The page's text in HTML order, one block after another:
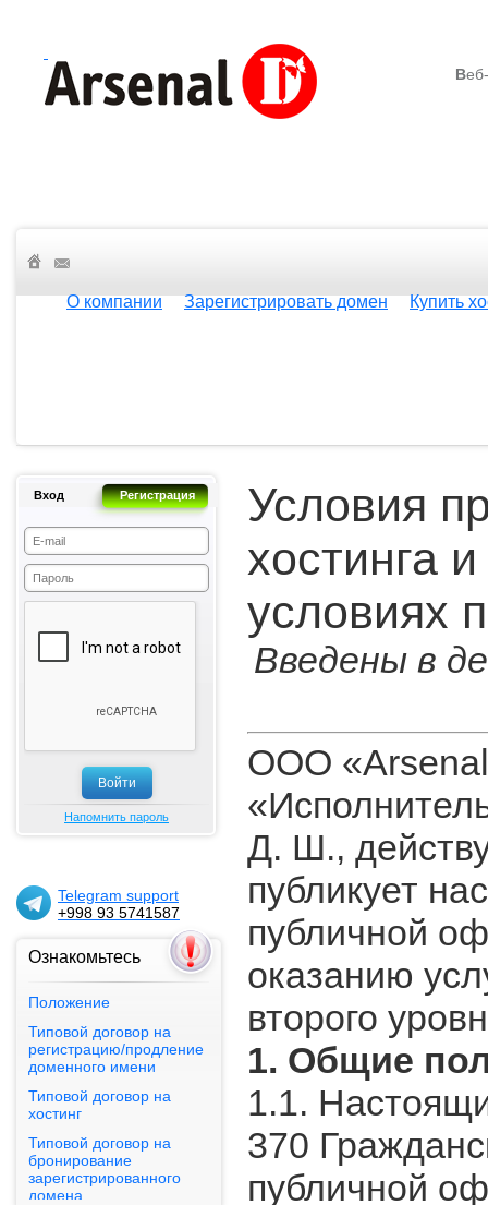
В
О компании Зарегистрировать домен Купить
Вход Регистрация
Напомнить пароль
Telegram support
+998 93 5741587
Ознакомьтесь
Положение
Типовой договор на
регистрацию/продление
доменного имени
Типовой договор на
хостинг
Типовой договор на
бронирование
зарегистрированного
домена
PAYNET
GM Uzbekistan
HAMKORBANK
Шахарсозлик ЛИТИ
PAYNET
Условия
хостинга
условиях
Введены в
ООО
Д. Ш.,
публикует
публичной
оказанию
второго
1. Общие
1.1.
370
публичной